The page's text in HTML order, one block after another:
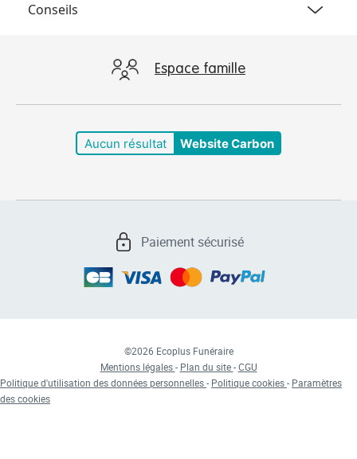
Témoignages
Un site plus respectueux de la planète
Conseils
Conseils prévoyances
Espace famille
Aucun résultat Website Carbon
Paiement sécurisé
©2026 Ecoplus Funéraire
Mentions légales- Plan du site-CGU
Politique d'utilisation des données personnelles- Politique cookies- Paramètres
des cookies